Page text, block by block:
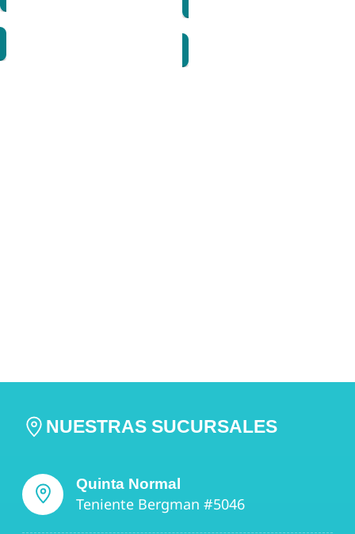
NUESTRAS SUCURSALES
Quinta Normal
Teniente Bergman #5046